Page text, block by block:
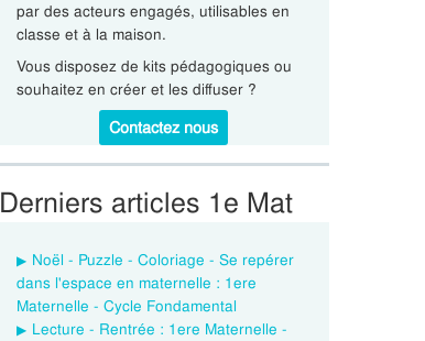
par des acteurs engagés, utilisables en
classe et à la maison.
Vous disposez de kits pédagogiques ou
souhaitez en créer et les diffuser ?
Contactez nous
Derniers articles 1e Mat
Noël - Puzzle - Coloriage - Se repérer
dans l'espace en maternelle : 1ere
Maternelle - Cycle Fondamental
Lecture - Rentrée : 1ere Maternelle -